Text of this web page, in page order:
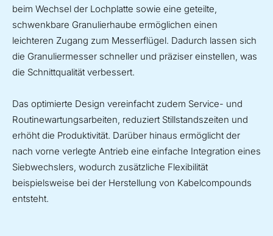
beim Wechsel der Lochplatte sowie eine geteilte,
schwenkbare Granulierhaube ermöglichen einen
leichteren Zugang zum Messerflügel. Dadurch lassen sich
die Granuliermesser schneller und präziser einstellen, was
die Schnittqualität verbessert.
Das optimierte Design vereinfacht zudem Service- und
Routinewartungsarbeiten, reduziert Stillstandszeiten und
erhöht die Produktivität. Darüber hinaus ermöglicht der
nach vorne verlegte Antrieb eine einfache Integration eines
Siebwechslers, wodurch zusätzliche Flexibilität
beispielsweise bei der Herstellung von Kabelcompounds
entsteht.